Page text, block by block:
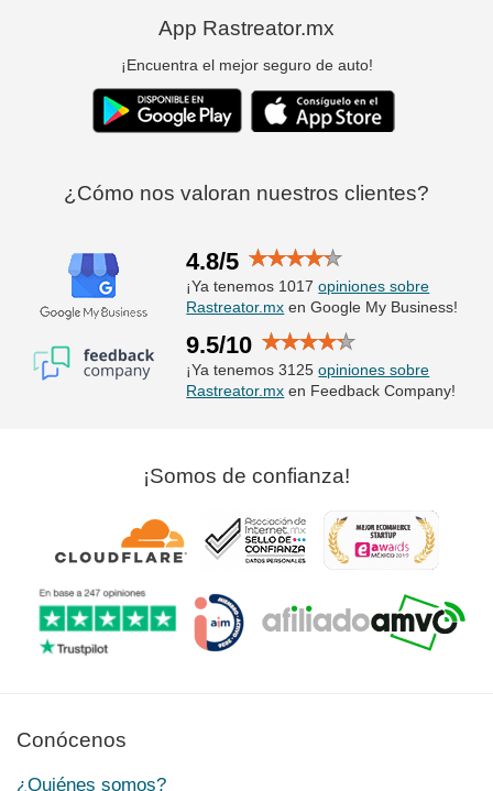
App Rastreator.mx
¡Encuentra el mejor seguro de auto!
¿Cómo nos valoran nuestros clientes?
4.8/5
¡Ya tenemos 1017opiniones sobre
Rastreator.mx en Google My Business!
9.5/10
¡Ya tenemos 3125opiniones sobre
Rastreator.mx en Feedback Company!
¡Somos de confianza!
Conócenos
¿Quiénes somos?